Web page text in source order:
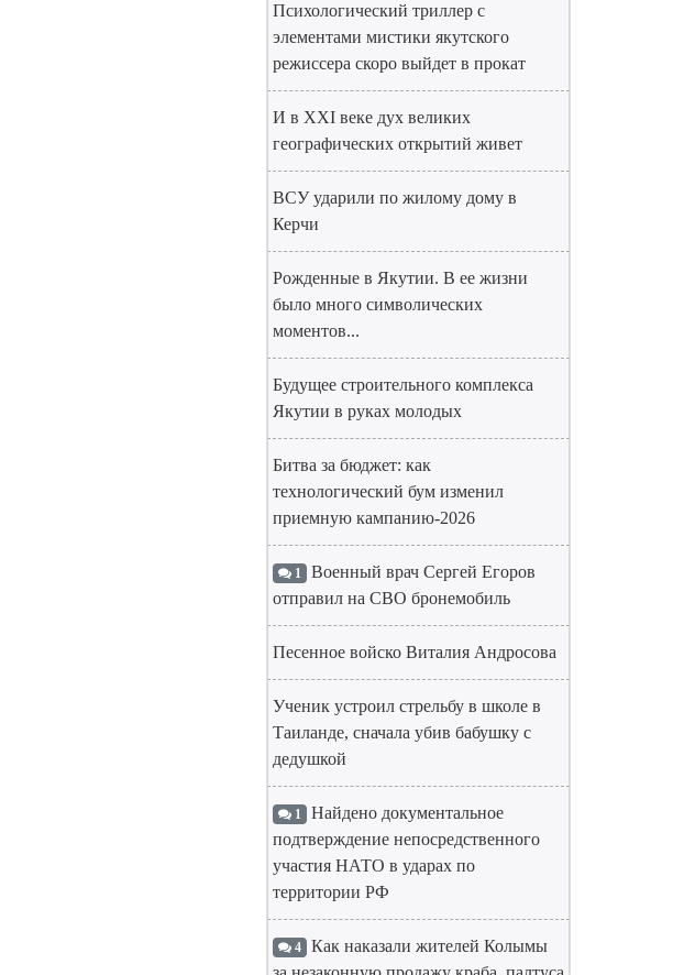
Психологический триллер с
элементами мистики якутского
режиссера скоро выйдет в прокат
И в XXI веке дух великих
географических открытий живет
ВСУ ударили по жилому дому в
Керчи
Рожденные в Якутии. В ее жизни
было много символических
моментов...
Будущее строительного комплекса
Якутии в руках молодых
Битва за бюджет: как
технологический бум изменил
приемную кампанию-2026
1 Военный врач Сергей Егоров
отправил на СВО бронемобиль
Песенное войско Виталия Андросова
Ученик устроил стрельбу в школе в
Таиланде, сначала убив бабушку с
дедушкой
1 Найдено документальное
подтверждение непосредственного
участия НАТО в ударах по
территории РФ
4 Как наказали жителей Колымы